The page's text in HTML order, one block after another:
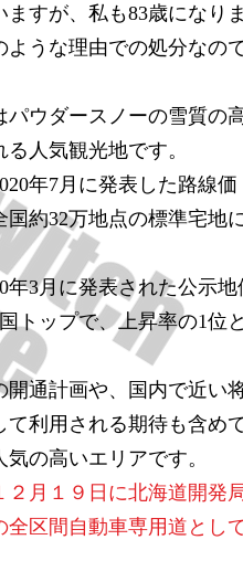
ますが、私も83歳になり
ような理由での処分なの
パウダースノーの雪質の
人気観光地です。
年7月に発表した路線価
国約32万地点の標準宅地
年3月に発表された公示
トップで、上昇率の1位
開通計画や、国内で近い
て利用される期待も含め
の高いエリアです。
月１９日に北海道開発
全区間自動車専用道とし